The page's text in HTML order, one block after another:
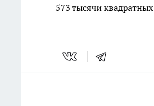
573 тысячи